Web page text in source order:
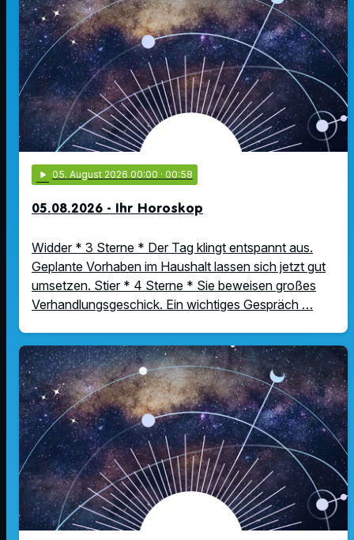
play_arrow 05. August 2026 00:00 · 00:58
05.08.2026 - Ihr Horoskop
Widder * 3 Sterne * Der Tag klingt entspannt aus.
Geplante Vorhaben im Haushalt lassen sich jetzt gut
umsetzen. Stier * 4 Sterne * Sie beweisen großes
Verhandlungsgeschick. Ein wichtiges Gespräch …